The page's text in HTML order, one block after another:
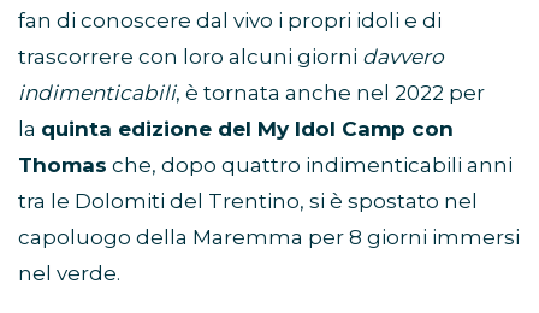
fan di conoscere dal vivo i propri idoli e di
trascorrere con loro alcuni giorni davvero
indimenticabili, è tornata anche nel 2022 per
la quinta edizione del My Idol Camp con
Thomas che, dopo quattro indimenticabili anni
tra le Dolomiti del Trentino, si è spostato nel
capoluogo della Maremma per 8 giorni immersi
nel verde.